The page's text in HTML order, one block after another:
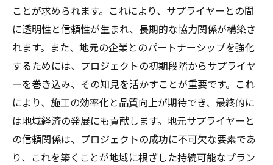
ことが求められます。これにより、サプライヤーとの間
に透明性と信頼性が生まれ、長期的な協力関係が構築さ
れます。また、地元の企業とのパートナーシップを強化
するためには、プロジェクトの初期段階からサプライヤ
ーを巻き込み、その知見を活かすことが重要です。これ
により、施工の効率化と品質向上が期待でき、最終的に
は地域経済の発展にも貢献します。地元サプライヤーと
の信頼関係は、プロジェクトの成功に不可欠な要素であ
り、これを築くことが地域に根ざした持続可能なプラン